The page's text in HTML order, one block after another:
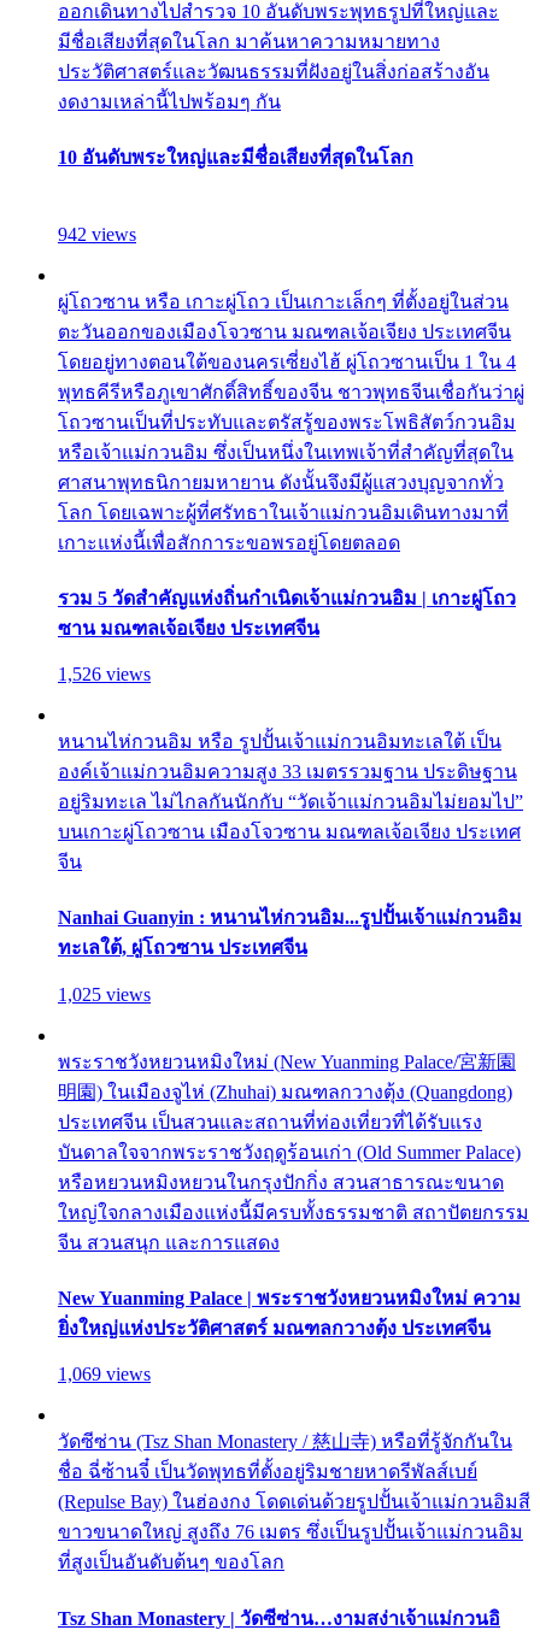
ออกเดินทางไปสำรวจ 10 อันดับพระพุทธรูปที่ใหญ่และ
มีชื่อเสียงที่สุดในโลก มาค้นหาความหมายทาง
ประวัติศาสตร์และวัฒนธรรมที่ฝังอยู่ในสิ่งก่อสร้างอัน
งดงามเหล่านี้ไปพร้อมๆ กัน
10 อันดับพระใหญ่และมีชื่อเสียงที่สุดในโลก
942 views
ผู่โถวซาน หรือ เกาะผู่โถว เป็นเกาะเล็กๆ ที่ตั้งอยู่ในส่วน
ตะวันออกของเมืองโจวซาน มณฑลเจ้อเจียง ประเทศจีน
โดยอยู่ทางตอนใต้ของนครเซี่ยงไฮ้ ผู่โถวซานเป็น 1 ใน 4
พุทธคีรีหรือภูเขาศักดิ์สิทธิ์ของจีน ชาวพุทธจีนเชื่อกันว่าผู่
โถวซานเป็นที่ประทับและตรัสรู้ของพระโพธิสัตว์กวนอิม
หรือเจ้าแม่กวนอิม ซึ่งเป็นหนึ่งในเทพเจ้าที่สำคัญที่สุดใน
ศาสนาพุทธนิกายมหายาน ดังนั้นจึงมีผู้แสวงบุญจากทั่ว
โลก โดยเฉพาะผู้ที่ศรัทธาในเจ้าแม่กวนอิมเดินทางมาที่
เกาะแห่งนี้เพื่อสักการะขอพรอยู่โดยตลอด
รวม 5 วัดสำคัญแห่งถิ่นกำเนิดเจ้าแม่กวนอิม | เกาะผู่โถว
ซาน มณฑลเจ้อเจียง ประเทศจีน
1,526 views
หนานไห่กวนอิม หรือ รูปปั้นเจ้าแม่กวนอิมทะเลใต้ เป็น
องค์เจ้าแม่กวนอิมความสูง 33 เมตรรวมฐาน ประดิษฐาน
อยู่ริมทะเล ไม่ไกลกันนักกับ “วัดเจ้าแม่กวนอิมไม่ยอมไป”
บนเกาะผู่โถวซาน เมืองโจวซาน มณฑลเจ้อเจียง ประเทศ
จีน
Nanhai Guanyin : หนานไห่กวนอิม...รูปปั้นเจ้าแม่กวนอิม
ทะเลใต้, ผู่โถวซาน ประเทศจีน
1,025 views
พระราชวังหยวนหมิงใหม่ (New Yuanming Palace/宮新園
明園) ในเมืองจูไห่ (Zhuhai) มณฑลกวางตุ้ง (Quangdong)
ประเทศจีน เป็นสวนและสถานที่ท่องเที่ยวที่ได้รับแรง
บันดาลใจจากพระราชวังฤดูร้อนเก่า (Old Summer Palace)
หรือหยวนหมิงหยวนในกรุงปักกิ่ง สวนสาธารณะขนาด
ใหญ่ใจกลางเมืองแห่งนี้มีครบทั้งธรรมชาติ สถาปัตยกรรม
จีน สวนสนุก และการแสดง
New Yuanming Palace | พระราชวังหยวนหมิงใหม่ ความ
ยิ่งใหญ่แห่งประวัติศาสตร์ มณฑลกวางตุ้ง ประเทศจีน
1,069 views
วัดซีซ่าน (Tsz Shan Monastery / 慈山寺) หรือที่รู้จักกันใน
ชื่อ ฉี่ซ้านจี๋ เป็นวัดพุทธที่ตั้งอยู่ริมชายหาดรีพัลส์เบย์
(Repulse Bay) ในฮ่องกง โดดเด่นด้วยรูปปั้นเจ้าแม่กวนอิมสี
ขาวขนาดใหญ่ สูงถึง 76 เมตร ซึ่งเป็นรูปปั้นเจ้าแม่กวนอิม
ที่สูงเป็นอันดับต้นๆ ของโลก
Tsz Shan Monastery | วัดซีซ่าน…งามสง่าเจ้าแม่กวนอิ